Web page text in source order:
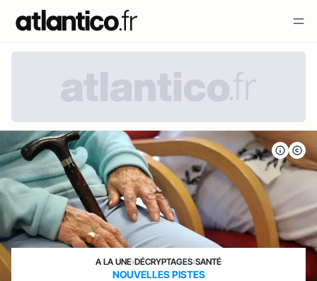
A LA UNE›DÉCRYPTAGES›SANTÉ
NOUVELLES PISTES